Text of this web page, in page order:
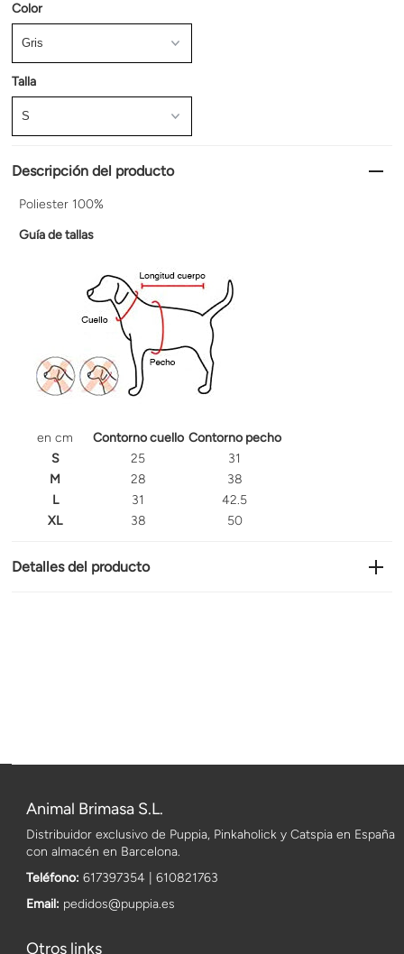
Color
Talla
Descripción del producto
Poliester 100%
Guía de tallas
en cm Contorno cuello Contorno pecho
S
25
31
M
28
38
L
31
42.5
XL
38 50
Detalles del producto
Animal Brimasa S.L.
Distribuidor exclusivo de Puppia, Pinkaholick y Catspia en España
con almacén en Barcelona.
Teléfono: 617397354 | 610821763
Email: pedidos@puppia.es
Otros links